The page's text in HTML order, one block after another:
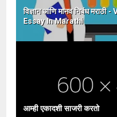
विज्ञान आणि मानव निबंध
Essay In Marathi
आम्ही एकादशी साजरी करतो